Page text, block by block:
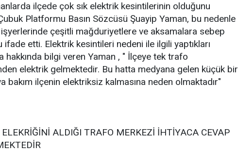
ilçede çok sık elektrik kesintilerinin olduğunu
Platformu Basın Sözcüsü Şuayip Yaman, bu nedenle
çeşitli mağduriyetlere ve aksamalara sebep
ifade etti. Elektrik kesintileri nedeni ile ilgili yaptıkları
hakkında bilgi veren Yaman , " İlçeye tek trafo
elektrik gelmektedir. Bu hatta medyana gelen küçük bir
bakım ilçenin elektriksiz kalmasına neden olmaktadır"
ALDIĞI TRAFO MERKEZİ İHTİYACA CEVAP